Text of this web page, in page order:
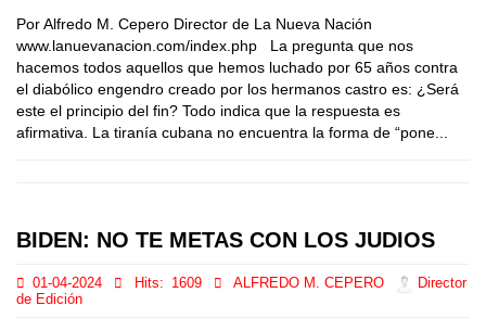
Por Alfredo M. Cepero Director de La Nueva Nación
www.lanuevanacion.com/index.php La pregunta que nos
hacemos todos aquellos que hemos luchado por 65 años contra
el diabólico engendro creado por los hermanos castro es: ¿Será
este el principio del fin? Todo indica que la respuesta es
afirmativa. La tiranía cubana no encuentra la forma de “pone...
BIDEN: NO TE METAS CON LOS JUDIOS
01-04-2024 Hits: 1609 ALFREDO M. CEPERO
Director
de Edición